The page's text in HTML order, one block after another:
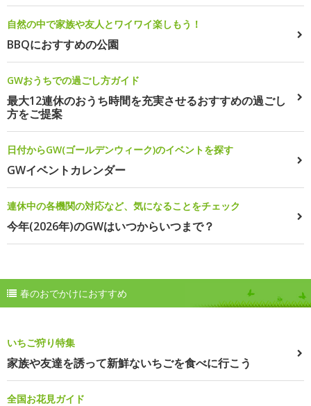
自然の中で家族や友人とワイワイ楽しもう！
BBQにおすすめの公園
GWおうちでの過ごし方ガイド
最大12連休のおうち時間を充実させるおすすめの過ごし
方をご提案
日付からGW(ゴールデンウィーク)のイベントを探す
GWイベントカレンダー
連休中の各機関の対応など、気になることをチェック
今年(2026年)のGWはいつからいつまで？
春のおでかけにおすすめ
いちご狩り特集
家族や友達を誘って新鮮ないちごを食べに行こう
全国お花見ガイド